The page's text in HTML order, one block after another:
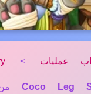
عمليات >
Coco Leg